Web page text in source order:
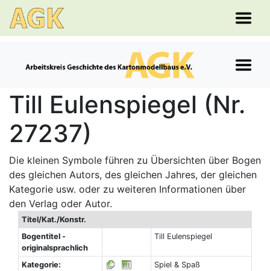
Till Eulenspiegel (Nr.
27237)
Die kleinen Symbole führen zu Übersichten über Bogen
des gleichen Autors, des gleichen Jahres, der gleichen
Kategorie usw. oder zu weiteren Informationen über
den Verlag oder Autor.
Titel/Kat./Konstr.
Bogentitel -
originalsprachlich
Till Eulenspiegel
Kategorie:
Spiel & Spaß